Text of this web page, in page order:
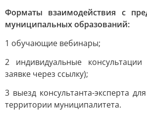
Форматы взаимодействия с
муниципальных образований:
1 обучающие вебинары;
2 индивидуальные
заявке через ссылку);
3 выезд консультанта-эксперта
территории муниципалитета.